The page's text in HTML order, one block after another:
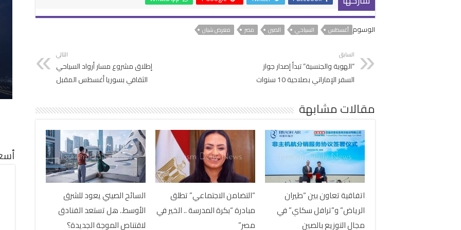
الوسوم أغسطس السياحي الصين مصر معرض شيان
السابق
“الهوية والجنسية” تبدأ إصدار جواز
السفر الإماراتي بصلاحية 10 سنوات
التالي
إطلاق مشروع مسار أرواد السياحي
الثقافي بسوريا أغسطس المقبل
مقالات مشابهة
اتفاقية تعاون بين “طيران
الرياض” و”ترافل سكاي” في
مجال التوزيع بالصين
“التضامن الاجتماعي” تطلق
مبادرة “بكرة المدرسة .. الخير في
مصر”
السائح الصيني يعود للشرق
الأوسط.. هل تستعد الفنادق
لاقتناص الموجة الجديدة؟